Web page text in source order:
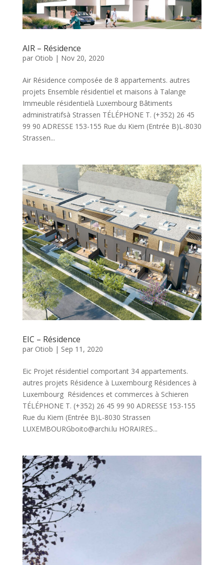
AIR – Résidence
par Otiob | Nov 20, 2020
Air Résidence composée de 8 appartements. autres
projets Ensemble résidentiel et maisons à Talange
Immeuble résidentielà Luxembourg Bâtiments
administratifsà Strassen TÉLÉPHONE T. (+352) 26 45
99 90 ADRESSE 153-155 Rue du Kiem (Entrée B)L-8030
Strassen...
EIC – Résidence
par Otiob | Sep 11, 2020
Eic Projet résidentiel comportant 34 appartements.
autres projets Résidence à Luxembourg Résidences à
Luxembourg Résidences et commerces à Schieren
TÉLÉPHONE T. (+352) 26 45 99 90 ADRESSE 153-155
Rue du Kiem (Entrée B)L-8030 Strassen
LUXEMBOURGboito@archi.lu HORAIRES...